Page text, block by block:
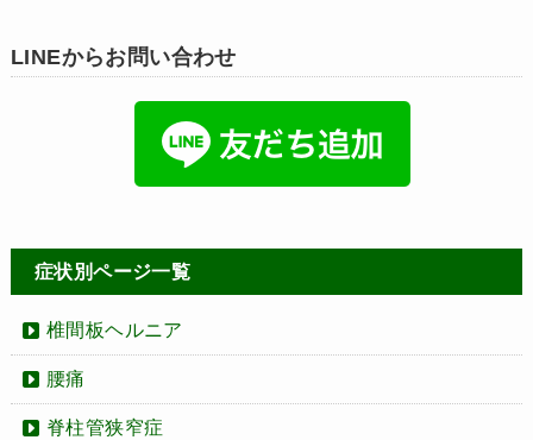
LINEからお問い合わせ
症状別ページ一覧
椎間板ヘルニア
腰痛
脊柱管狭窄症